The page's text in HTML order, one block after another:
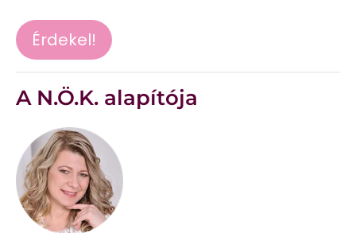
Érdekel!
A N.Ö.K. alapítója